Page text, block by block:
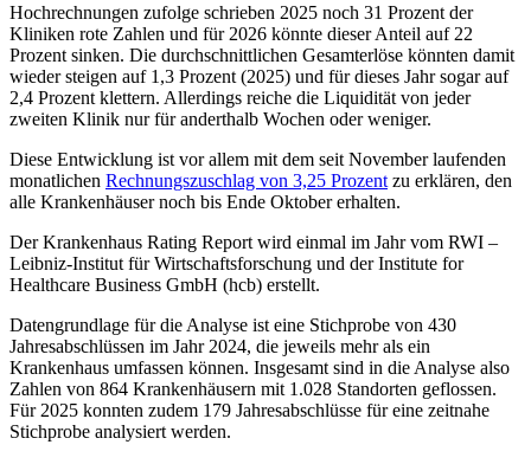
Hochrechnungen zufolge schrieben 2025 noch 31 Prozent der
Kliniken rote Zahlen und für 2026 könnte dieser Anteil auf 22
Prozent sinken. Die durchschnittlichen Gesamterlöse könnten damit
wieder steigen auf 1,3 Prozent (2025) und für dieses Jahr sogar auf
2,4 Prozent klettern. Allerdings reiche die Liquidität von jeder
zweiten Klinik nur für anderthalb Wochen oder weniger.
Diese Entwicklung ist vor allem mit dem seit November laufenden
monatlichen Rechnungszuschlag von 3,25 Prozent zu erklären, den
alle Krankenhäuser noch bis Ende Oktober erhalten.
Der Krankenhaus Rating Report wird einmal im Jahr vom RWI –
Leibniz-Institut für Wirtschaftsforschung und der Institute for
Healthcare Business GmbH (hcb) erstellt.
Datengrundlage für die Analyse ist eine Stichprobe von 430
Jahresabschlüssen im Jahr 2024, die jeweils mehr als ein
Krankenhaus umfassen können. Insgesamt sind in die Analyse also
Zahlen von 864 Krankenhäusern mit 1.028 Standorten geflossen.
Für 2025 konnten zudem 179 Jahresabschlüsse für eine zeitnahe
Stichprobe analysiert werden.